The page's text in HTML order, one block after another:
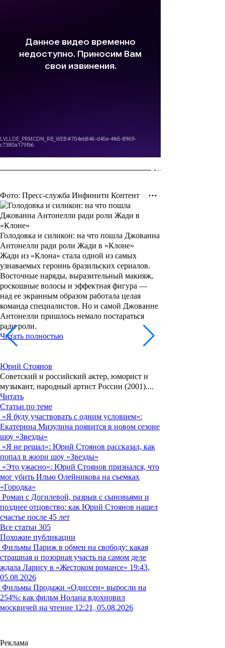
Фото: Пресс-служба Инфинити Контент
Голодовка и силикон: на что пошла Джованна
Антонелли ради роли Жади в «Клоне»
Жади из «Клона» стала одной из самых
узнаваемых героинь бразильских сериалов.
Восточные наряды, выразительный макияж,
роскошные волосы и эффектная фигура —
над ее экранным образом работала целая
команда специалистов. Но и самой Джованне
Антонелли пришлось немало постараться
ради роли.
Читать полностью
Юрий Стоянов
Советский и российский актер, юморист и
музыкант, народный артист России (2001)....
Читать
Статьи по теме
«Я буду участвовать с одним условием»:
Екатерина Мизулина появится в новом сезоне
шоу «Звезды»
«Я не решал»: Юрий Стоянов рассказал, как
попал в жюри шоу «Звезды»
«Это ужасно»: Юрий Стоянов признался, что
мог убить Илью Олейникова на съемках
«Городка»
Роман с Догилевой, разрыв с сыновьями и
позднее отцовство: как Юрий Стоянов нашел
счастье после 45 лет
Все статьи 305
Похожие публикации
Фильмы Париж в обмен на свободу: какая
страшная и позорная участь на самом деле
ждала Ларису в «Жестоком романсе» 19:43,
05.08.2026
Фильмы Продажи «Одиссеи» выросли на
254%: как фильм Нолана вдохновил
москвичей на чтение 12:21, 05.08.2026
Реклама